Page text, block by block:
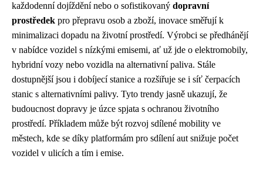
každodenní dojíždění nebo o sofistikovaný dopravní
prostředek pro přepravu osob a zboží, inovace směřují k
minimalizaci dopadu na životní prostředí. Výrobci se předhánějí
v nabídce vozidel s nízkými emisemi, ať už jde o elektromobily,
hybridní vozy nebo vozidla na alternativní paliva. Stále
dostupnější jsou i dobíjecí stanice a rozšiřuje se i síť čerpacích
stanic s alternativními palivy. Tyto trendy jasně ukazují, že
budoucnost dopravy je úzce spjata s ochranou životního
prostředí. Příkladem může být rozvoj sdílené mobility ve
městech, kde se díky platformám pro sdílení aut snižuje počet
vozidel v ulicích a tím i emise.